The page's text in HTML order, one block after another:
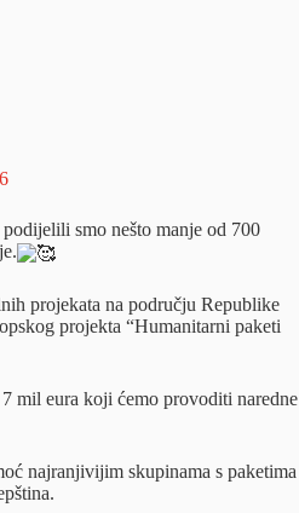
smo nešto manje od 700
projekata na području Republike
projekta “Humanitarni paketi
mil eura koji ćemo provoditi naredne
najranjivijim skupinama s paketima